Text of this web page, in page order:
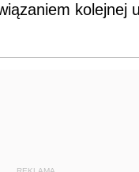
kolejnej